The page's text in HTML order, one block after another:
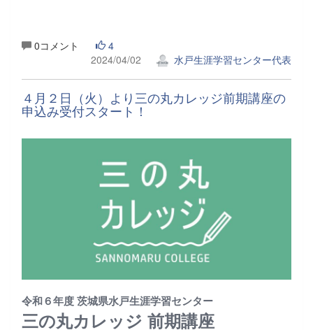
0コメント
4
2024/04/02
水戸生涯学習センター代表
４月２日（火）より三の丸カレッジ前期講座の
申込み受付スタート！
令和６年度 茨城県水戸生涯学習センター
三の丸カレッジ 前期講座